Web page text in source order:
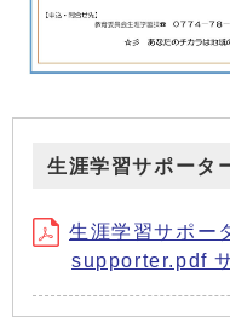
生涯学習サポータ
生涯学習サポー
supporter.pdf